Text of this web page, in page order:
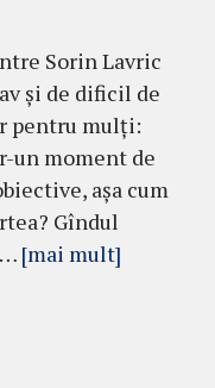
Sorin Lavric
și de dificil de
pentru mulți:
un moment de
așa cum
Gîndul
[mai mult]